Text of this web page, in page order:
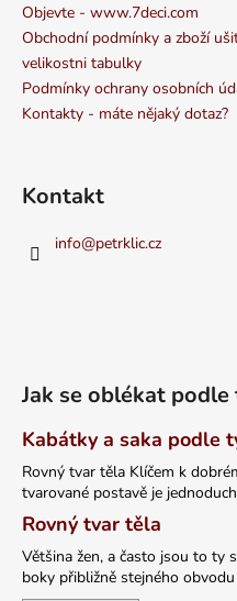
Objevte - www.7deci.com
Obchodní podmínky a zboží
velikostni tabulky
Podmínky ochrany osobních
Kontakty - máte nějaký dotaz?
Kontakt
info@petrklic.cz
Jak se oblékat
Kabátky a saka podle
Rovný tvar těla Klíčem k
tvarované postavě je
Rovný tvar těla
Většina žen, a často jsou to ty
boky přibližně stejného obvodu